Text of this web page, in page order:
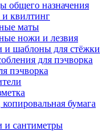
общего назначения
квилтинг
маты
ножи и лезвия
и шаблоны для стёжки
для пэчворка
пэчворка
бумага
и сантиметры